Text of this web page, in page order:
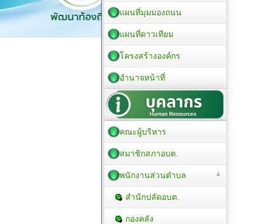
แผนที่มุมมองถนน
แผนที่ดาวเทียม
โครงสร้างองค์กร
อำนาจหน้าที่
คณะผู้บริหาร
สมาชิกสภาอบต.
พนักงานส่วนตำบล
สำนักปลัดอบต.
กองคลัง